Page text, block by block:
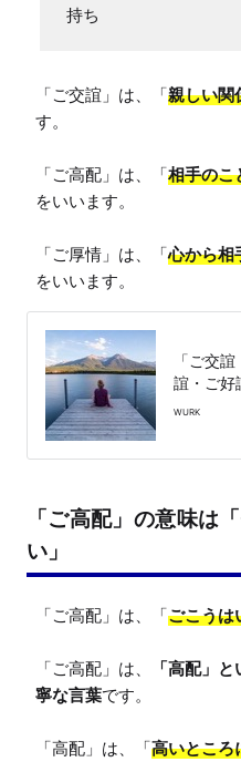
持ち
「ご交誼」は、「親しい関
す。
「ご高配」は、「相手のこ
をいいます。
「ご厚情」は、「心から相
をいいます。
「ご交
誼・ご好
WURK
「ご高配」の意味は
い」
「ご高配」は、「ごこうは
「ご高配」は、
「高配」
寧な言葉です。
「高配」は、「高いところ